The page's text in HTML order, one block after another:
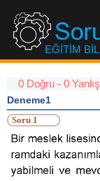
EĞİTİM
0 Doğru - 0
Deneme1
Soru 1